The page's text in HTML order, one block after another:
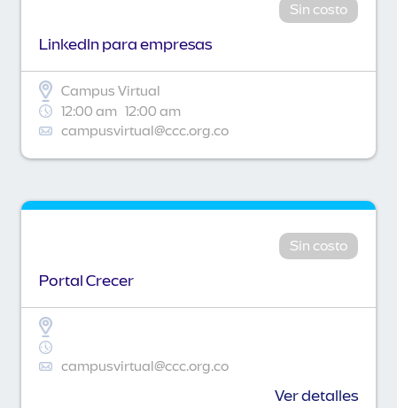
Sin costo
Linkedln para empresas
Campus Virtual
12:00 am 12:00 am
campusvirtual@ccc.org.co
Sin costo
Portal Crecer
campusvirtual@ccc.org.co
Ver detalles